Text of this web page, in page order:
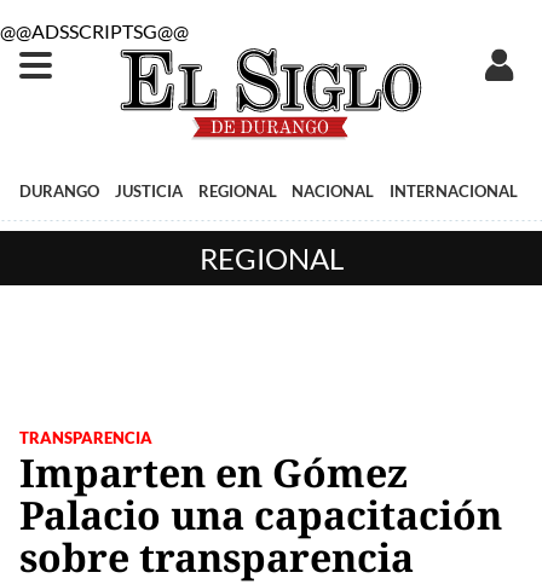
@@ADSSCRIPTSG@@
DURANGO JUSTICIA REGIONAL NACIONAL INTERNACIONAL
REGIONAL
TRANSPARENCIA
Imparten en Gómez
Palacio una capacitación
sobre transparencia